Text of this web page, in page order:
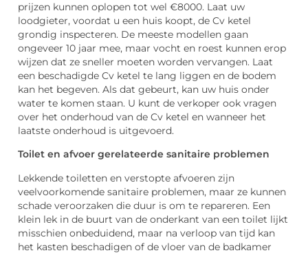
prijzen kunnen oplopen tot wel €8000. Laat uw
loodgieter, voordat u een huis koopt, de Cv ketel
grondig inspecteren. De meeste modellen gaan
ongeveer 10 jaar mee, maar vocht en roest kunnen erop
wijzen dat ze sneller moeten worden vervangen. Laat
een beschadigde Cv ketel te lang liggen en de bodem
kan het begeven. Als dat gebeurt, kan uw huis onder
water te komen staan. U kunt de verkoper ook vragen
over het onderhoud van de Cv ketel en wanneer het
laatste onderhoud is uitgevoerd.
Toilet en afvoer gerelateerde sanitaire problemen
Lekkende toiletten en verstopte afvoeren zijn
veelvoorkomende sanitaire problemen, maar ze kunnen
schade veroorzaken die duur is om te repareren. Een
klein lek in de buurt van de onderkant van een toilet lijkt
misschien onbeduidend, maar na verloop van tijd kan
het kasten beschadigen of de vloer van de badkamer